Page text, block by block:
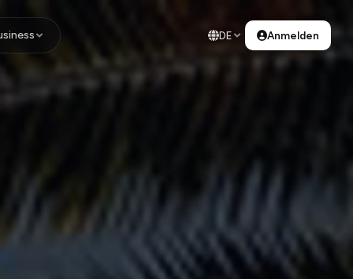
DE Anmelden